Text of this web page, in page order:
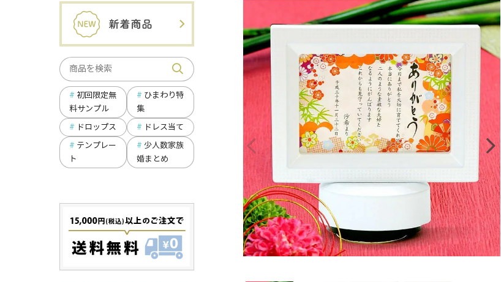
初回限定無
料サンプル
ひまわり特
集
ドロップス
ドレス当て
テンプレー
ト
少人数家族
婚まとめ